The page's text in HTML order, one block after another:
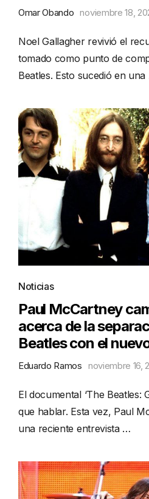
Omar Obando noviembre 18,
Noel Gallagher revivió el
tomado como punto de
Beatles. Esto sucedió en
Noticias
Paul McCartney
acerca de la
Beatles con el
Eduardo Ramos noviembre 16,
El documental ‘The Beatles:
que hablar. Esta vez, Paul
una reciente entrevista …